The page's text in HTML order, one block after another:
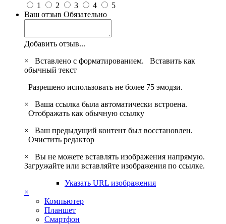
1
2 3 4
5
Ваш отзыв Обязательно
Добавить отзыв...
×
Вставлено с форматированием. Вставить как
обычный текст
Разрешено использовать не более 75 эмодзи.
×
Ваша ссылка была автоматически встроена.
Отображать как обычную ссылку
×
Ваш предыдущий контент был восстановлен.
Очистить редактор
×
Вы не можете вставлять изображения напрямую.
Загружайте или вставляйте изображения по ссылке.
Указать URL изображения
×
Компьютер
Планшет
Смартфон